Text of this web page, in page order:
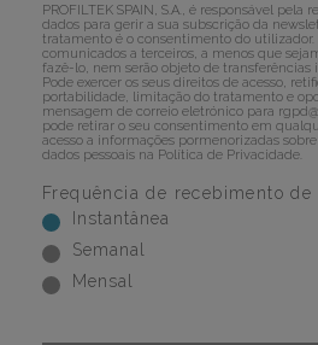
PROFILTEK SPAIN, S.A., é responsável
dados para gerir a sua subscrição da
tratamento é o consentimento do utilizador.
comunicados a terceiros, a menos que
fazê-lo, nem serão objeto de transferências
Pode exercer os seus direitos de acesso,
portabilidade, limitação do tratamento e
mensagem de correio eletrónico para
pode retirar o seu consentimento em
acesso a informações pormenorizadas
dados pessoais na Política de Privacidade
Frequência de recebimento de
Instantânea
Semanal
Mensal